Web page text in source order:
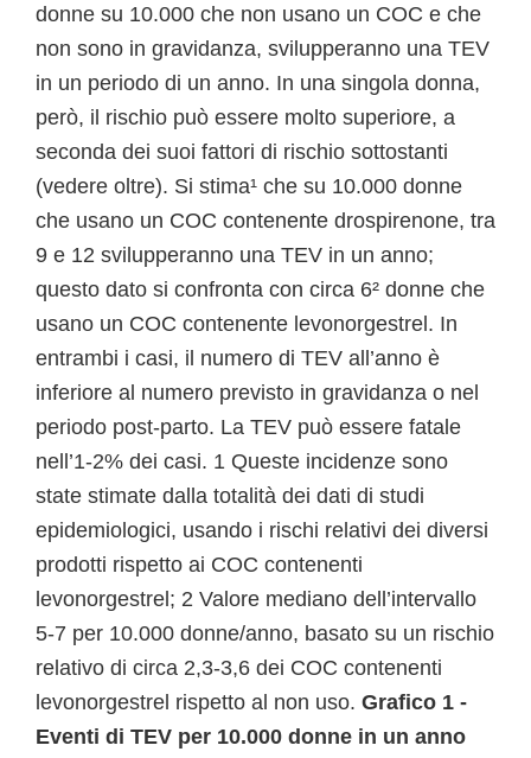
donne su 10.000 che non usano un COC e che
non sono in gravidanza, svilupperanno una TEV
in un periodo di un anno. In una singola donna,
però, il rischio può essere molto superiore, a
seconda dei suoi fattori di rischio sottostanti
(vedere oltre). Si stima¹ che su 10.000 donne
che usano un COC contenente drospirenone, tra
9 e 12 svilupperanno una TEV in un anno;
questo dato si confronta con circa 6² donne che
usano un COC contenente levonorgestrel. In
entrambi i casi, il numero di TEV all’anno è
inferiore al numero previsto in gravidanza o nel
periodo post-parto. La TEV può essere fatale
nell’1-2% dei casi. 1 Queste incidenze sono
state stimate dalla totalità dei dati di studi
epidemiologici, usando i rischi relativi dei diversi
prodotti rispetto ai COC contenenti
levonorgestrel; 2 Valore mediano dell’intervallo
5-7 per 10.000 donne/anno, basato su un rischio
relativo di circa 2,3-3,6 dei COC contenenti
levonorgestrel rispetto al non uso. Grafico 1 -
Eventi di TEV per 10.000 donne in un anno